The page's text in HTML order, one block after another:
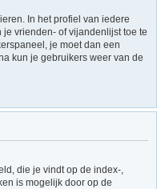
In het profiel van iedere
vrienden- of vijandenlijst toe te
je moet dan een
kun je gebruikers weer van de
die je vindt op de index-,
is mogelijk door op de